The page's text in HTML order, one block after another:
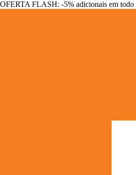
OFERTA FLASH: -5% adicionais em todo